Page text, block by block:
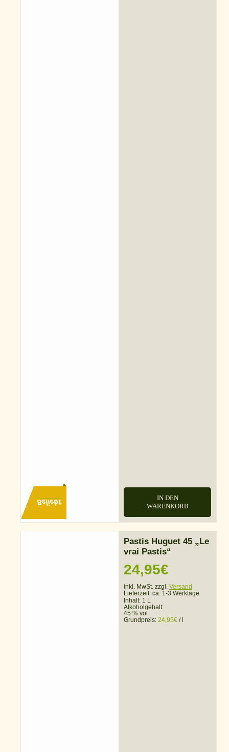
Beliebt
IN DEN
WARENKORB
Pastis Huguet 45 „Le
vrai Pastis“
24,95€
inkl. MwSt. zzgl. Versand
Lieferzeit: ca. 1-3 Werktage
Inhalt: 1 L
Alkoholgehalt:
45 % vol
Grundpreis: 24,95€ /